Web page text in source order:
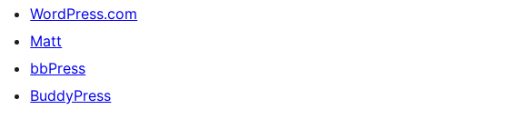
WordPress.com
Matt
bbPress
BuddyPress